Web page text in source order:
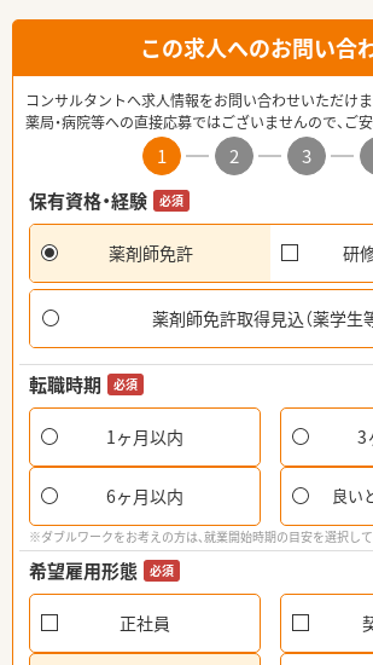
この求人へのお問い合
コンサルタントへ求人情報をお問い合わせいただけま
薬局・病院等への直接応募ではございませんので、ご
1 2 3
保有資格・経験
必須
薬剤師免許 研
薬剤師免許取得見込（薬学生
転職時期 必須
1ヶ月以内 3
6ヶ月以内 良い
※ダブルワークをお考えの方は、就業開始時期の目安を選択し
希望雇用形態 必須
正社員